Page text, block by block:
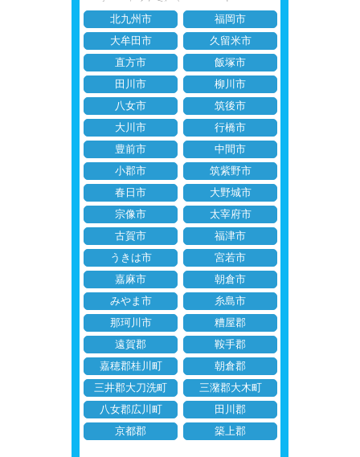
北九州市
福岡市
大牟田市
久留米市
直方市
飯塚市
田川市
柳川市
八女市
筑後市
大川市
行橋市
豊前市
中間市
小郡市
筑紫野市
春日市
大野城市
宗像市
太宰府市
古賀市
福津市
うきは市
宮若市
嘉麻市
朝倉市
みやま市
糸島市
那珂川市
糟屋郡
遠賀郡
鞍手郡
嘉穂郡桂川町
朝倉郡
三井郡大刀洗町
三潴郡大木町
八女郡広川町
田川郡
京都郡
築上郡